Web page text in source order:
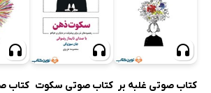
کتاب صوتی غلبه بر کتاب صوتی سکوت کتاب